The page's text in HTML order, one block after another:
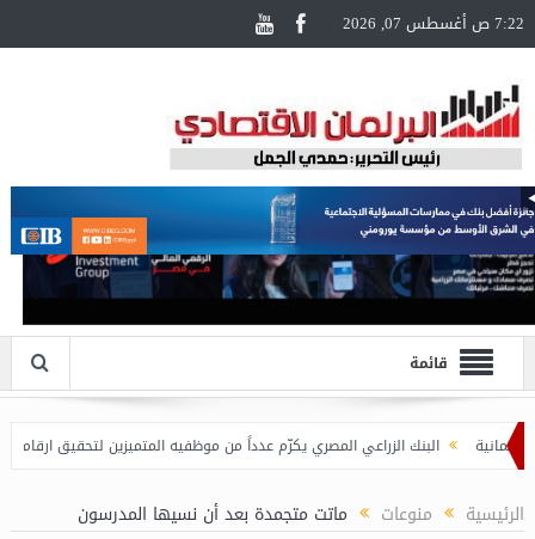
7:22 ص أغسطس 07, 2026
قائمة
البنك الزراعي المصري يكرّم عدداً من موظفيه المتميزين لتحقيق ارقام
الرئيسية منوعات ماتت متجمدة بعد أن نسيها المدرسون